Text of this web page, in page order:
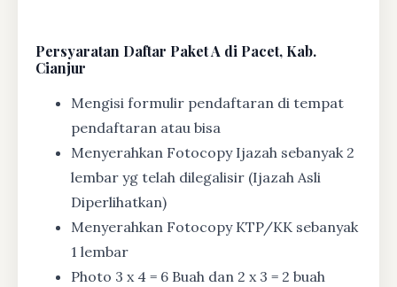
Persyaratan Daftar Paket A di Pacet, Kab.
Cianjur
Mengisi formulir pendaftaran di tempat
pendaftaran atau bisa
Menyerahkan Fotocopy Ijazah sebanyak 2
lembar yg telah dilegalisir (Ijazah Asli
Diperlihatkan)
Menyerahkan Fotocopy KTP/KK sebanyak
1 lembar
Photo 3 x 4 = 6 Buah dan 2 x 3 = 2 buah